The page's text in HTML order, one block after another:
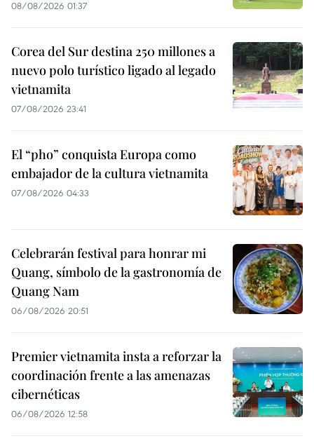
08/08/2026 01:37
Corea del Sur destina 250 millones a
nuevo polo turístico ligado al legado
vietnamita
07/08/2026 23:41
El “pho” conquista Europa como
embajador de la cultura vietnamita
07/08/2026 04:33
Celebrarán festival para honrar mi
Quang, símbolo de la gastronomía de
Quang Nam
06/08/2026 20:51
Premier vietnamita insta a reforzar la
coordinación frente a las amenazas
cibernéticas
06/08/2026 12:58